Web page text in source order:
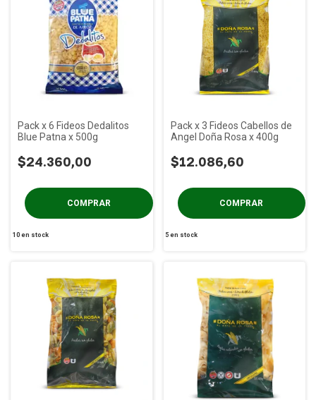
Pack x 6 Fideos Dedalitos
Blue Patna x 500g
$24.360,00
10en stock
Pack x 3 Fideos Cabellos de
Angel Doña Rosa x 400g
$12.086,60
5 en stock